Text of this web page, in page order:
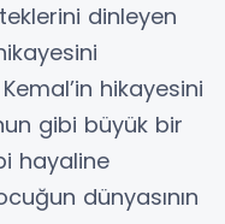
dinleyen
hikayesini
gibi büyük bir
hayaline
dünyasının